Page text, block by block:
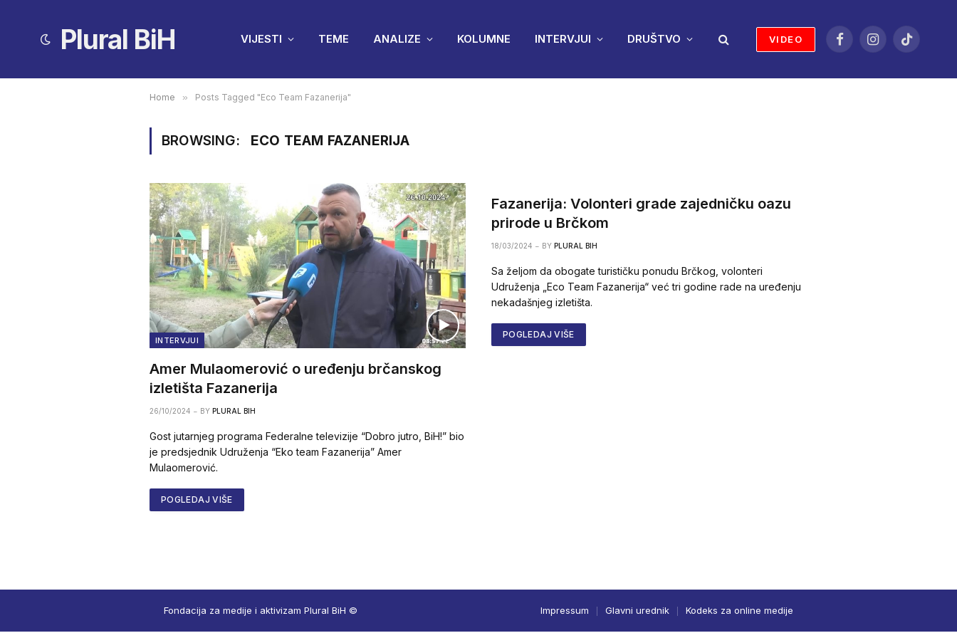
Plural BiH VIJESTI TEME ANALIZE KOLUMNE INTERVJUI DRUŠTVO VIDEO
FacebookInstagramTikTok
Home » Posts Tagged "Eco Team Fazanerija"
BROWSING: ECO TEAM FAZANERIJA
INTERVJUI
Amer Mulaomerović o uređenju brčanskog
izletišta Fazanerija
26/10/2024 BY PLURAL BIH
Gost jutarnjeg programa Federalne televizije “Dobro jutro, BiH!” bio
je predsjednik Udruženja “Eko team Fazanerija” Amer
Mulaomerović.
POGLEDAJ VIŠE
Fazanerija: Volonteri grade zajedničku oazu
prirode u Brčkom
18/03/2024 BY PLURAL BIH
Sa željom da obogate turističku ponudu Brčkog, volonteri
Udruženja „Eco Team Fazanerija“ već tri godine rade na uređenju
nekadašnjeg izletišta.
POGLEDAJ VIŠE
Fondacija za medije i aktivizam Plural BiH © Impressum Glavni urednik Kodeks za online medije